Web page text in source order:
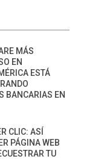
MÁS
EN
ESTÁ
BANCARIAS EN
CLIC: ASÍ
PÁGINA WEB
TU